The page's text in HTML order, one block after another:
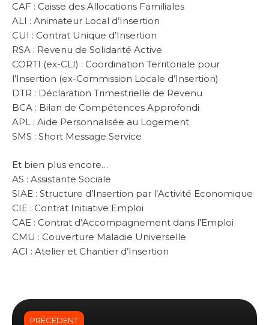
CAF : Caisse des Allocations Familiales
ALI : Animateur Local d’Insertion
CUI : Contrat Unique d’Insertion
RSA : Revenu de Solidarité Active
CORTI (ex-CLI) : Coordination Territoriale pour
l’Insertion (ex-Commission Locale d’Insertion)
DTR : Déclaration Trimestrielle de Revenu
BCA : Bilan de Compétences Approfondi
APL : Aide Personnalisée au Logement
SMS : Short Message Service
Et bien plus encore…
AS : Assistante Sociale
SIAE : Structure d’Insertion par l’Activité Economique
CIE : Contrat Initiative Emploi
CAE : Contrat d’Accompagnement dans l’Emploi
CMU : Couverture Maladie Universelle
ACI : Atelier et Chantier d’Insertion
PRÉCÉDENT